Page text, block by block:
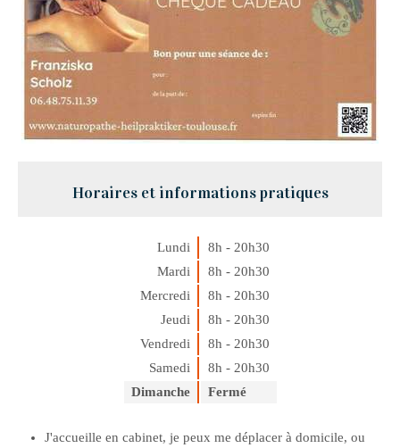
Horaires et informations pratiques
Lundi
8h - 20h30
Mardi
8h - 20h30
Mercredi
8h - 20h30
Jeudi
8h - 20h30
Vendredi
8h - 20h30
Samedi
8h - 20h30
Dimanche
Fermé
J'accueille en cabinet, je peux me déplacer à domicile, ou